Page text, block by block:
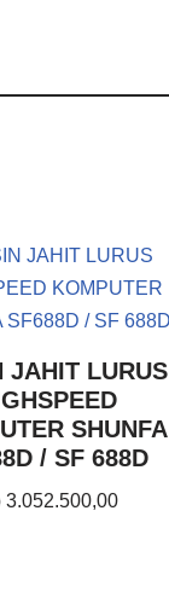
JAHIT LURUS
SHUNFA
/ SF 688D
3.052.500,00